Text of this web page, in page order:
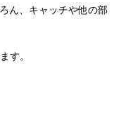
ん、キャッチや他の部
す。